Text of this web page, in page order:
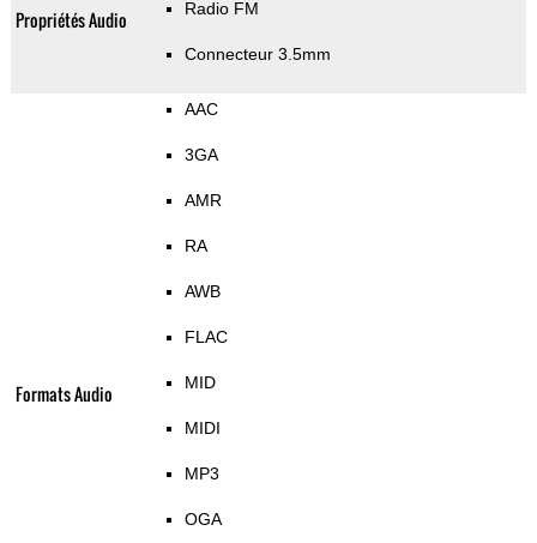
Propriétés Audio Radio FM
Connecteur 3.5mm
Formats Audio
AAC
3GA
AMR
RA
AWB
FLAC
MID
MIDI
MP3
OGA